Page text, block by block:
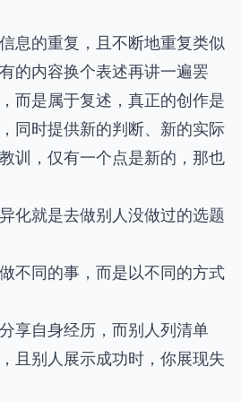
息的重复，且不断地重复类似
的内容换个表述再讲一遍罢
而是属于复述，真正的创作是
同时提供新的判断、新的实际
训，仅有一个点是新的，那也
化就是去做别人没做过的选题
不同的事，而是以不同的方式
享自身经历，而别人列清单
且别人展示成功时，你展现失